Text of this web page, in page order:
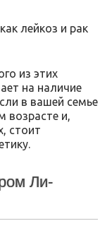
лейкоз и рак
из этих
на наличие
в вашей семье
возрасте и,
стоит
Ли-